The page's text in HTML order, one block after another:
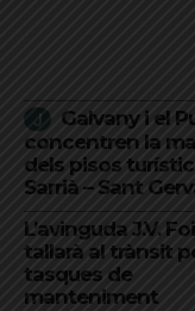
Galvany i el
concentren la
dels pisos
Sarrià – Sant
L’avinguda J.V.
tallarà al trànsit
tasques de
manteniment